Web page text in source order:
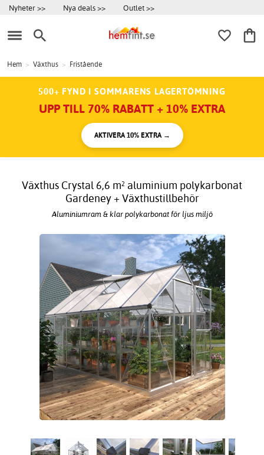
Nyheter >> Nya deals >> Outlet >>
Hem > Växthus > Fristående
500+ FYND I SOMMARENS LAGERTÖMNING
UPP TILL 70% RABATT + 10% EXTRA
AKTIVERA 10% EXTRA →
Växthus Crystal 6,6 m² aluminium polykarbonat
Gardeney + Växthustillbehör
Aluminiumram & klar polykarbonat för ljus miljö